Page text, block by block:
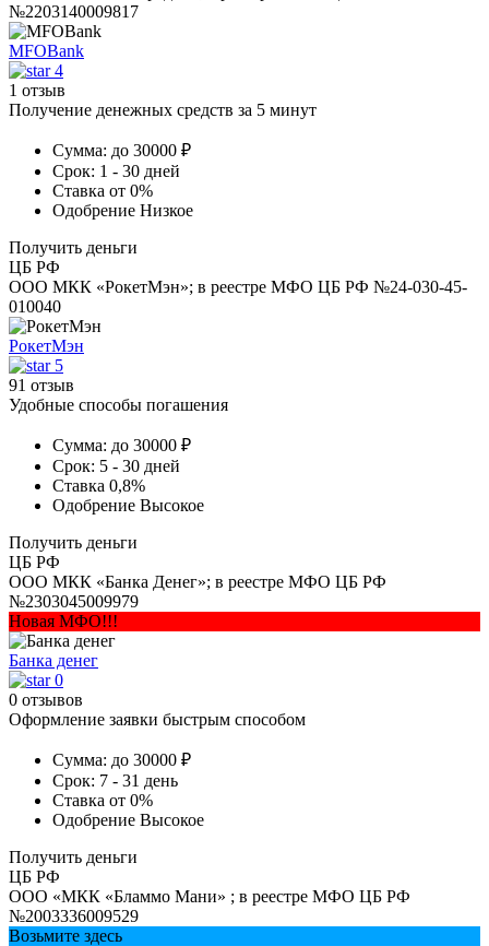
№2203140009817
MFOBank
4
1 отзыв
Получение денежных средств за 5 минут
Сумма: до 30000 ₽
Срок: 1 - 30 дней
Ставка от 0%
Одобрение Низкое
Получить деньги
ЦБ РФ
ООО МКК «РокетМэн»; в реестре МФО ЦБ РФ №24-030-45-
010040
РокетМэн
5
91 отзыв
Удобные способы погашения
Сумма: до 30000 ₽
Срок: 5 - 30 дней
Ставка 0,8%
Одобрение Высокое
Получить деньги
ЦБ РФ
ООО МКК «Банка Денег»; в реестре МФО ЦБ РФ
№2303045009979
Новая МФО!!!
Банка денег
0
0 отзывов
Оформление заявки быстрым способом
Сумма: до 30000 ₽
Срок: 7 - 31 день
Ставка от 0%
Одобрение Высокое
Получить деньги
ЦБ РФ
ООО «МКК «Бламмо Мани» ; в реестре МФО ЦБ РФ
№2003336009529
Возьмите здесь